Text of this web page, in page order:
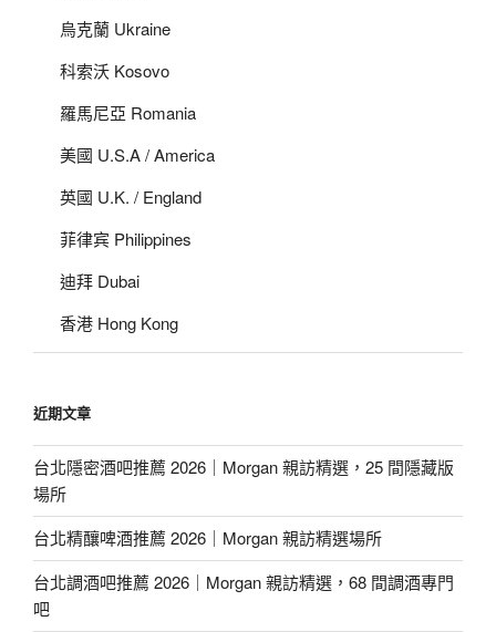
烏克蘭 Ukraine
科索沃 Kosovo
羅馬尼亞 Romania
美國 U.S.A / America
英國 U.K. / England
菲律宾 Philippines
迪拜 Dubai
香港 Hong Kong
近期文章
台北隱密酒吧推薦 2026｜Morgan 親訪精選，25 間隱藏版
場所
台北精釀啤酒推薦 2026｜Morgan 親訪精選場所
台北調酒吧推薦 2026｜Morgan 親訪精選，68 間調酒專門
吧